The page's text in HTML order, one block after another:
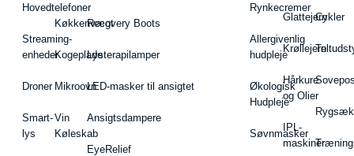
Hovedtelefoner
Streaming-
enheder
Droner
Smart-
lys
Køkkenvægt
Kogeplade
Mikroovn
Vin
Køleskab
Recovery Boots
Lysterapilamper
LED-masker til ansigtet
Ansigtsdampere
EyeRelief
Rynkecremer
Allergivenlig
hudpleje
Økologisk
Hudpleje
Søvnmasker
Glattejern
Krøllejern
Hårkure
og Olier
IPL-
maskiner
Cykler